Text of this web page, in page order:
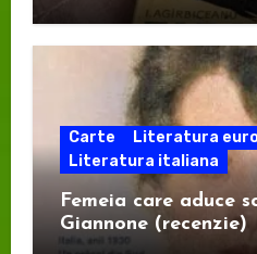
Carte
Literatura
Literatura italiana
Femeia care aduce
Giannone (recenzie)